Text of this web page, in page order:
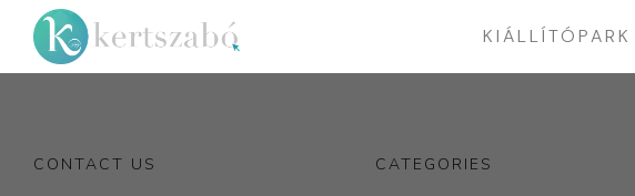
KIÁLLÍTÓPARK
CONTACT US CATEGORIES